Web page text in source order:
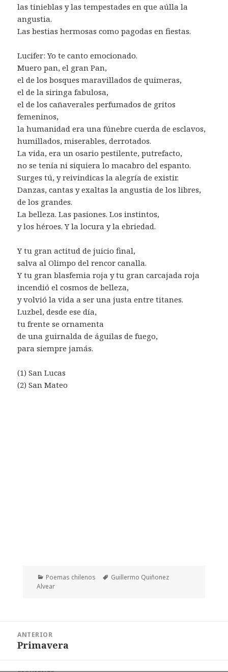
las tinieblas y las tempestades en que aúlla la
angustia.
Las bestias hermosas como pagodas en fiestas.
Lucifer: Yo te canto emocionado.
Muero pan, el gran Pan,
el de los bosques maravillados de quimeras,
el de la siringa fabulosa,
el de los cañaverales perfumados de gritos
femeninos,
la humanidad era una fúnebre cuerda de esclavos,
humillados, miserables, derrotados.
La vida, era un osario pestilente, putrefacto,
no se tenía ni siquiera lo macabro del espanto.
Surges tú, y reivindicas la alegría de existir.
Danzas, cantas y exaltas la angustia de los libres,
de los grandes.
La belleza. Las pasiones. Los instintos,
y los héroes. Y la locura y la ebriedad.
Y tu gran actitud de juicio final,
salva al Olimpo del rencor canalla.
Y tu gran blasfemia roja y tu gran carcajada roja
incendió el cosmos de belleza,
y volvió la vida a ser una justa entre titanes.
Luzbel, desde ese día,
tu frente se ornamenta
de una guirnalda de águilas de fuego,
para siempre jamás.
(1) San Lucas
(2) San Mateo
Categorías
Poemas chilenos Etiquetas
Guillermo Quiñonez
Alvear
entradas
ANTERIOR
Entrada
Primavera